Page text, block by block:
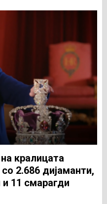
кралицата
2.686 дијаманти,
11 смарагди